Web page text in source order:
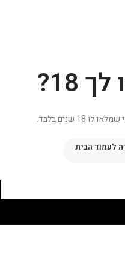
18?
שנים בלבד.
לעמוד הבית
פרסומים במדיה